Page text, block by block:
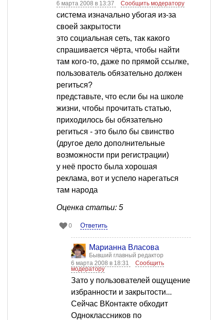
6 марта 2008 в 13:37
Сообщить модератору
система изначально убогая из-за
своей закрытости
это социальная сеть, так какого
спрашивается чёрта, чтобы найти
там кого-то, даже по прямой ссылке,
пользователь обязательно должен
региться?
представьте, что если бы на школе
жизни, чтобы прочитать статью,
приходилось бы обязательно
региться - это было бы свинство
(другое дело дополнительные
возможности при регистрации)
у неё просто была хорошая
реклама, вот и успело нарегаться
там народа
Оценка статьи: 5
0 Ответить
Марианна Власова
Бывший главный редактор
6 марта 2008 в 18:31
Сообщить
модератору
Зато у пользователей ощущение
избранности и закрытости...
Сейчас ВКонтакте обходит
Одноклассников по